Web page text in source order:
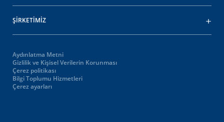
ŞİRKETİMİZ
Aydınlatma Metni
Gizlilik ve Kişisel Verilerin Korunması
Çerez politikası
Bilgi Toplumu Hizmetleri
Çerez ayarları